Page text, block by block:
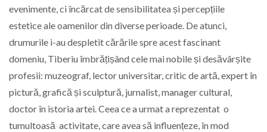
evenimente, ci încărcat de sensibilitatea și percepțiile
estetice ale oamenilor din diverse perioade. De atunci,
drumurile i-au despletit cărările spre acest fascinant
domeniu, Tiberiu îmbrățișând cele mai nobile și desăvârșite
profesii: muzeograf, lector universitar, critic de artă, expert în
pictură, grafică și sculptură, jurnalist, manager cultural,
doctor în istoria artei. Ceea ce a urmat a reprezentat o
tumultoasă activitate, care avea să influențeze, în mod